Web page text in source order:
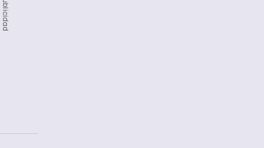
Publicidad